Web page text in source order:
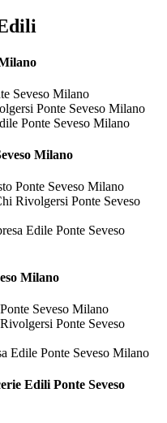
Seveso Milano
Ponte Seveso Milano
Ponte Seveso Milano
Milano
Ponte Seveso Milano
Rivolgersi Ponte Seveso
Edile Ponte Seveso
Milano
Seveso Milano
Ponte Seveso
Edile Ponte Seveso Milano
Edili Ponte Seveso